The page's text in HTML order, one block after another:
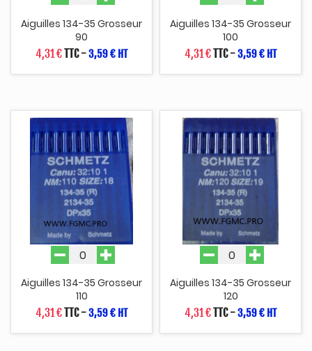
Aiguilles 134-35 Grosseur
90
4,31 €TTC-3,59 € HT
Aiguilles 134-35 Grosseur
100
4,31 €TTC-3,59 € HT
Aiguilles 134-35 Grosseur
110
4,31 €TTC-3,59 € HT
Aiguilles 134-35 Grosseur
120
4,31 €TTC-3,59 € HT